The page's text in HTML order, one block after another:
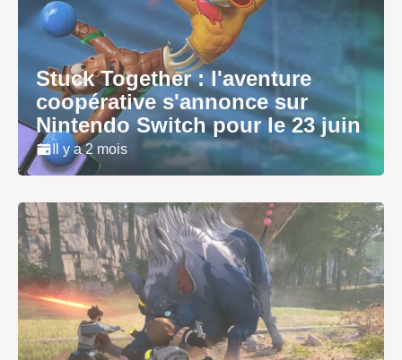
Stuck Together : l'aventure
coopérative s'annonce sur
Nintendo Switch pour le 23 juin
Il y a 2 mois